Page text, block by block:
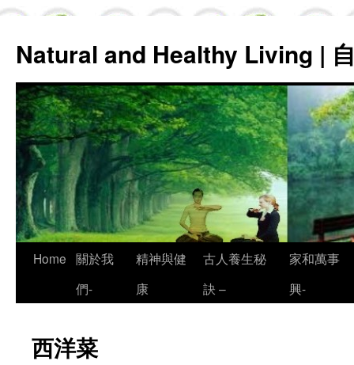
Natural and Healthy Living |
Skip
Home 關於我
們-
精神與健
康
古人養生秘
訣 –
家和萬事
興-
西洋菜